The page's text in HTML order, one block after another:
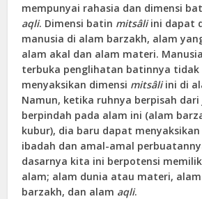
mempunyai rahasia dan dimensi
aqli. Dimensi batin mitsâliini dapat
manusia di alam barzakh, alam
alam akal dan alam materi.
terbuka penglihatan batinnya tidak
menyaksikan dimensi mitsâliini di
Namun, ketika ruhnya berpisah dari
berpindah pada alam ini (alam
kubur), dia baru dapat menyaksikan
ibadah dan amal-amal
dasarnya kita ini berpotensi
alam; alam dunia atau materi, alam
barzakh, dan alam aqli.